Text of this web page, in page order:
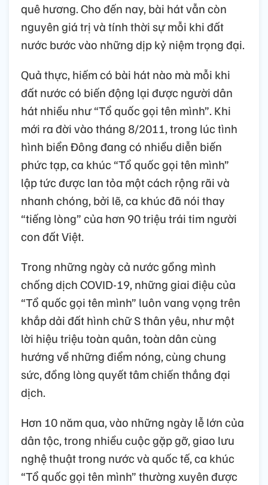
quê hương. Cho đến nay, bài hát vẫn còn
nguyên giá trị và tính thời sự mỗi khi đất
nước bước vào những dịp kỷ niệm trọng đại.
Quả thực, hiếm có bài hát nào mà mỗi khi
đất nước có biến động lại được người dân
hát nhiều như “Tổ quốc gọi tên mình”. Khi
mới ra đời vào tháng 8/2011, trong lúc tình
hình biển Đông đang có nhiều diễn biến
phức tạp, ca khúc “Tổ quốc gọi tên mình”
lập tức được lan tỏa một cách rộng rãi và
nhanh chóng, bởi lẽ, ca khúc đã nói thay
“tiếng lòng” của hơn 90 triệu trái tim người
con đất Việt.
Trong những ngày cả nước gồng mình
chống dịch COVID-19, những giai điệu của
“Tổ quốc gọi tên mình” luôn vang vọng trên
khắp dải đất hình chữ S thân yêu, như một
lời hiệu triệu toàn quân, toàn dân cùng
hướng về những điểm nóng, cùng chung
sức, đồng lòng quyết tâm chiến thắng đại
dịch.
Hơn 10 năm qua, vào những ngày lễ lớn của
dân tộc, trong nhiều cuộc gặp gỡ, giao lưu
nghệ thuật trong nước và quốc tế, ca khúc
“Tổ quốc gọi tên mình” thường xuyên được